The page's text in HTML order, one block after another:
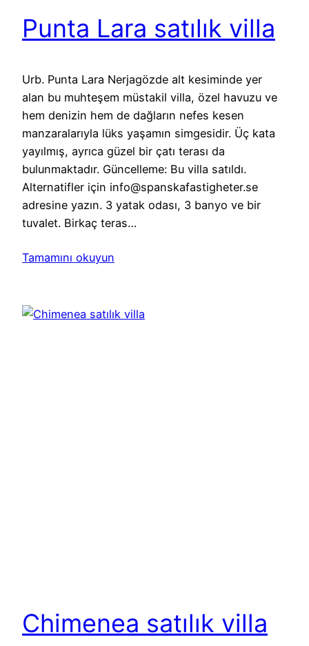
Punta Lara satılık villa
Urb. Punta Lara Nerjagözde alt kesiminde yer
alan bu muhteşem müstakil villa, özel havuzu ve
hem denizin hem de dağların nefes kesen
manzaralarıyla lüks yaşamın simgesidir. Üç kata
yayılmış, ayrıca güzel bir çatı terası da
bulunmaktadır. Güncelleme: Bu villa satıldı.
Alternatifler için info@spanskafastigheter.se
adresine yazın. 3 yatak odası, 3 banyo ve bir
tuvalet. Birkaç teras…
Tamamını okuyun
Chimenea satılık villa